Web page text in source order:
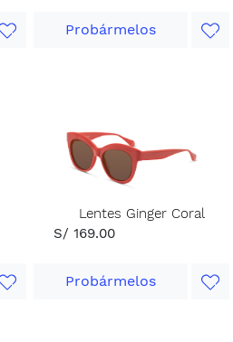
Probármelos
Lentes Ginger Coral
S/ 169.00
Probármelos